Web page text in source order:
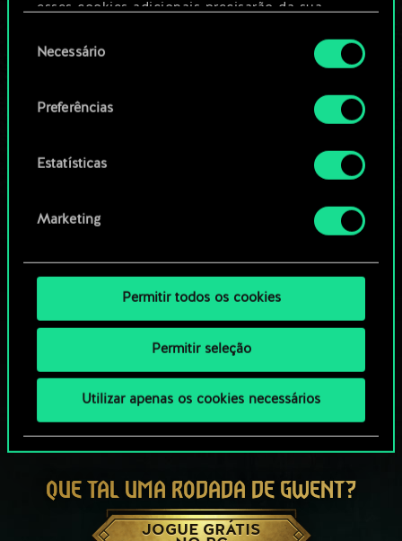
esses cookies adicionais precisarão da sua
Você encontrará todos os detalhes sobre o uso
de cookies e poderá ajustar as suas preferências
no menu "Configurações" abaixo.
deNecessário
Preferências
Estatísticas
Marketing
Permitir todos os cookies
Permitir seleção
Utilizar apenas os cookies necessários
Navegue pelos baralhos da
QUE TAL UMA RODADA DE GWENT?
JOGUE GRÁTIS